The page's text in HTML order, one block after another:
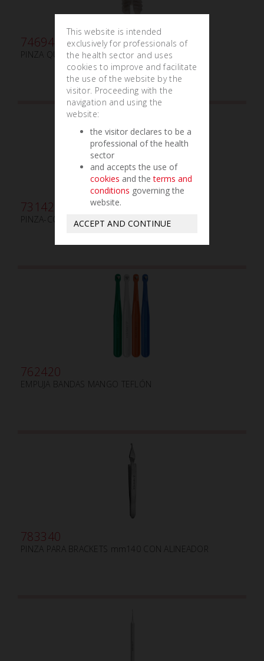
746942
PINZA QUITA ADHESIVO - GOMA REPUESTO
731421
PINZA-CORTADOR PARA CONTORNEAR TC
762420
EMPUJA BANDAS MANGO TEFLÓN
783340
PINZA PARA BRACKETS mm140 CON ALINEADOR
This website is intended
exclusively for professionals of
the health sector and uses
cookies to improve and facilitate
the use of the website by the
visitor. Proceeding with the
navigation and using the
website:
the visitor declares to be a
professional of the health
sector
and accepts the use of
cookies and theterms and
conditions governing the
website.
ACCEPT AND CONTINUE